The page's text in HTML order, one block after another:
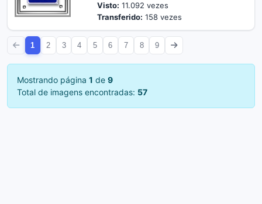
Visto: 11.092 vezes
Transferido: 158 vezes
1 2 3 4 5 6 7 8 9
Mostrando página 1 de 9
Total de imagens encontradas: 57